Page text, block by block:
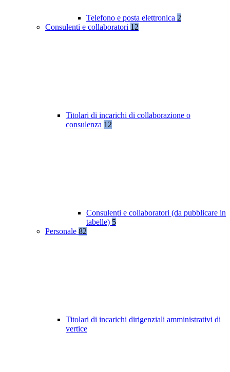
Telefono e posta elettronica 2
Consulenti e collaboratori 12
Titolari di incarichi di collaborazione o
consulenza 12
Consulenti e collaboratori (da pubblicare in
tabelle) 5
Personale 82
Titolari di incarichi dirigenziali amministrativi di
vertice